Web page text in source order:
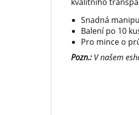
Snadná
Balení po 10
Pro mince o
Pozn.:V našem